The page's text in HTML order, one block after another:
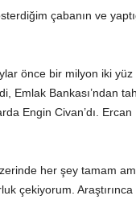
çabanın ve
önce bir milyon iki yüz
Emlak Bankası’ndan
Engin Civan’dı.
her şey tamam
çekiyorum. Araştırınca